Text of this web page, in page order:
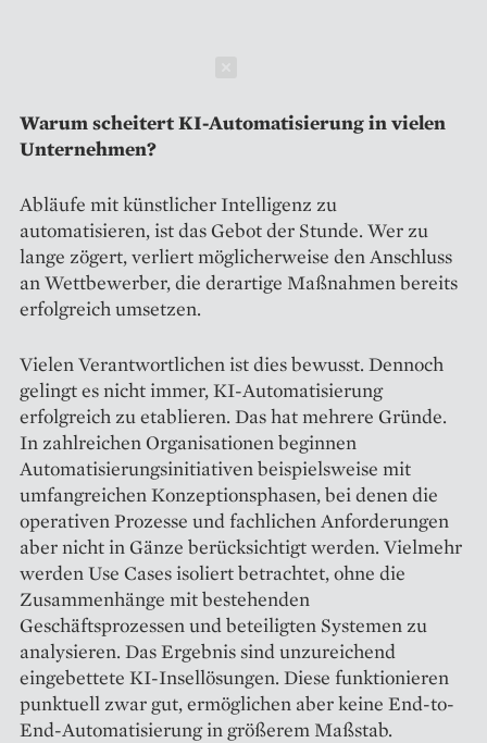
Warum scheitert KI-Automatisierung in vielen
Unternehmen?
Abläufe mit künstlicher Intelligenz zu
automatisieren, ist das Gebot der Stunde. Wer zu
lange zögert, verliert möglicherweise den Anschluss
an Wettbewerber, die derartige Maßnahmen bereits
erfolgreich umsetzen.
Vielen Verantwortlichen ist dies bewusst. Dennoch
gelingt es nicht immer, KI-Automatisierung
erfolgreich zu etablieren. Das hat mehrere Gründe.
In zahlreichen Organisationen beginnen
Automatisierungsinitiativen beispielsweise mit
umfangreichen Konzeptionsphasen, bei denen die
operativen Prozesse und fachlichen Anforderungen
aber nicht in Gänze berücksichtigt werden. Vielmehr
werden Use Cases isoliert betrachtet, ohne die
Zusammenhänge mit bestehenden
Geschäftsprozessen und beteiligten Systemen zu
analysieren. Das Ergebnis sind unzureichend
eingebettete KI-Insellösungen. Diese funktionieren
punktuell zwar gut, ermöglichen aber keine End-to-
End-Automatisierung in größerem Maßstab.